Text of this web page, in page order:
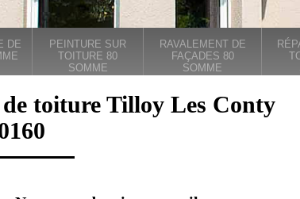
DE
PEINTURE SUR
TOITURE 80
SOMME
RAVALEMENT DE
FAÇADES 80
SOMME
toiture Tilloy Les Conty